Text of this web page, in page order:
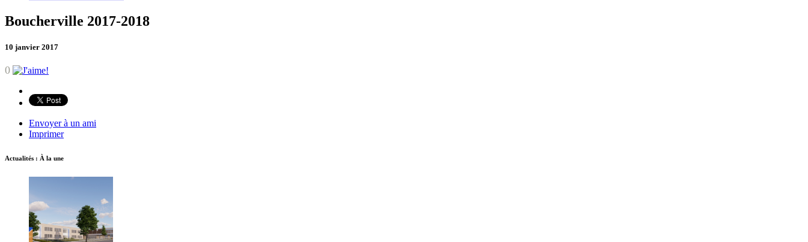
Boucherville 2017-2018
10 janvier 2017
0
Envoyer à un ami
Imprimer
Actualités : À la une